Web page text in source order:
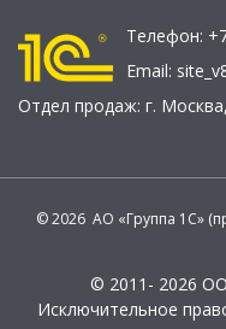
Телефон:
Email:
Отдел продаж: г. Москва,
© 2026 АО «Группа 1С»
© 2011- 2026
Исключительное